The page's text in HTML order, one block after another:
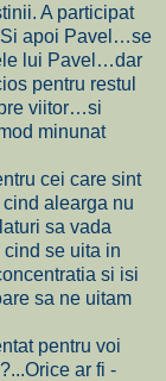
A participat
Si apoi Pavel…se
lui Pavel…dar
pentru restul
viitor…si
minunat
cei care sint
alearga nu
sa vada
se uita in
si isi
sa ne uitam
pentru voi
ar fi -